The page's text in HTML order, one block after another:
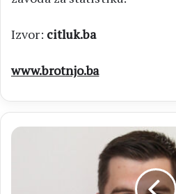
Izvor: citluk.ba
www.brotnjo.ba
NIKOLA